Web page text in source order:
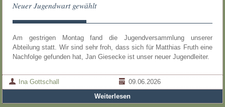
Neuer Jugendwart gewählt
Am gestrigen Montag fand die Jugendversammlung unserer
Abteilung statt. Wir sind sehr froh, dass sich für Matthias Fruth eine
Nachfolge gefunden hat, Jan Giesecke ist unser neuer Jugendleiter.
Ina Gottschall
09.06.2026
Weiterlesen